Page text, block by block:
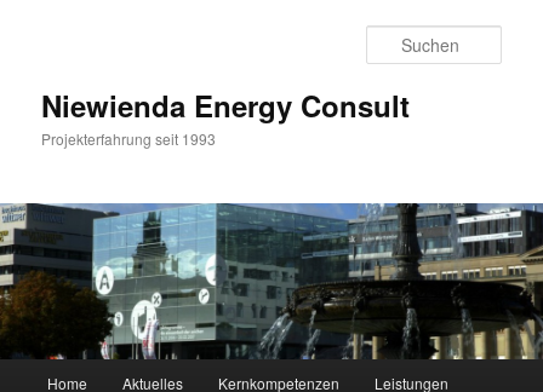
Niewienda Energy Consult
Projekterfahrung seit 1993
Home Aktuelles Kernkompetenzen Leistungen